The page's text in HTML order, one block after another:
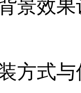
景效
方式